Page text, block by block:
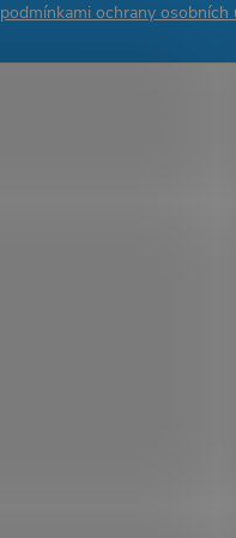
podmínkami ochrany osobních